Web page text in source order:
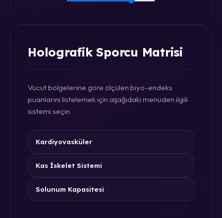
Holografik Sporcu Matrisi
Vücut bölgelerine göre ölçülen biyo-endeks
puanlarını listelemek için aşağıdaki menüden ilgili
sistemi seçin.
Kardiyovasküler
Kas İskelet Sistemi
Solunum Kapasitesi